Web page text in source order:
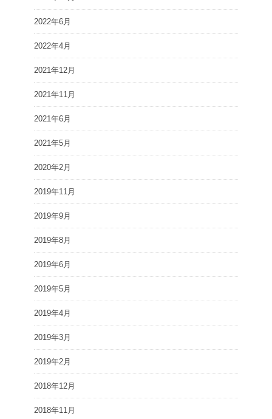
2022年6月
2022年4月
2021年12月
2021年11月
2021年6月
2021年5月
2020年2月
2019年11月
2019年9月
2019年8月
2019年6月
2019年5月
2019年4月
2019年3月
2019年2月
2018年12月
2018年11月